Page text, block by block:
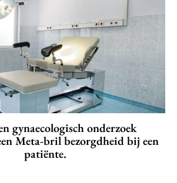
gynaecologisch onderzoek
Meta-bril bezorgdheid bij een
patiënte.